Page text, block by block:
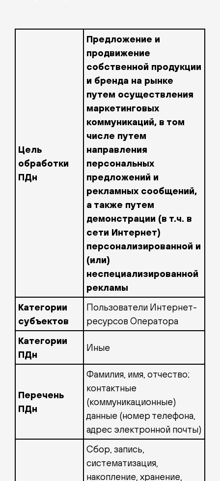
Цель
обработки
ПДн
Предложение и
продвижение
собственной продукции
и бренда на рынке
путем осуществления
маркетинговых
коммуникаций, в том
числе путем
направления
персональных
предложений и
рекламных сообщений,
а также путем
демонстрации (в т.ч. в
сети Интернет)
персонализированной и
(или)
неспециализированной
рекламы
Категории
субъектов
Пользователи Интернет-
ресурсов Оператора
Категории
ПДн
Иные
Перечень
ПДн
Фамилия, имя, отчество;
контактные
(коммуникационные)
данные (номер телефона,
адрес электронной почты)
Сбор, запись,
систематизация,
накопление, хранение,